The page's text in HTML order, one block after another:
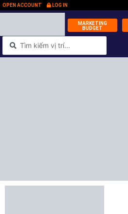
OPEN ACCOUNT LOG IN
MARKETING
BUDGET